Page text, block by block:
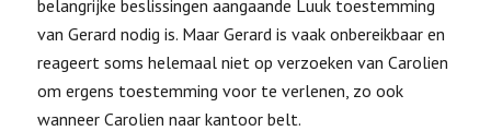
belangrijke beslissingen aangaande Luuk toestemming
van Gerard nodig is. Maar Gerard is vaak onbereikbaar en
reageert soms helemaal niet op verzoeken van Carolien
om ergens toestemming voor te verlenen, zo ook
wanneer Carolien naar kantoor belt.